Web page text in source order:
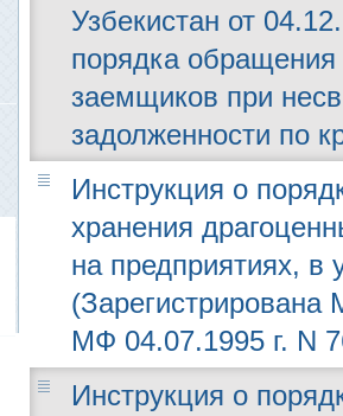
Узбекистан от
порядка
заемщиков при
задолженности по
Инструкция о
хранения
на предприятиях, в
МФ 04.07.1995 г. N
Инструкция о